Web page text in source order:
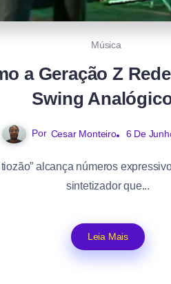
Música
a Geração Z
Swing
Por Cesar Monteiro 6 De
alcança números
sintetizador que...
Leia Mais